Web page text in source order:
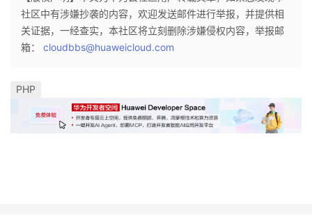
社区中有涉嫌抄袭的内容，欢迎发送邮件进行举报，并提供相
关证据，一经查实，本社区将立刻删除涉嫌侵权内容，举报邮
箱： cloudbbs@huaweicloud.com
PHP